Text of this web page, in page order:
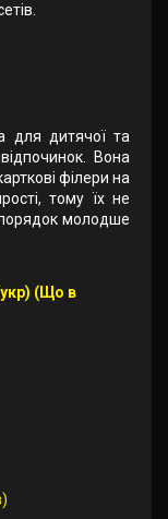
для дитячої та
Вона
філери на
тому їх не
молодше
(Що в